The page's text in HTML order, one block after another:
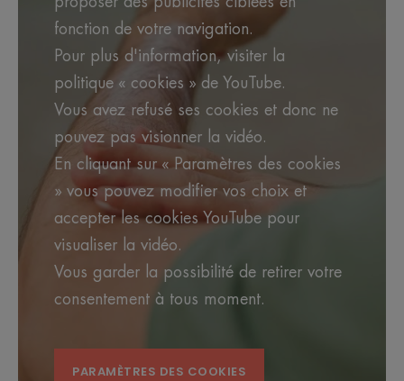
Un système filtrant breveté. Des formules éco-
conçues pour un minimum d'impact sur
l'environnement.
Bénéfices
• PHOTOPROTECTEUR : des filtres UVB-UVA
photostables qui luttent contre les effets nocifs du
rayonnement solaire.
• ANTIOXYDANT : contribue à assurer une
protection des cellules contre les radicaux libres.
• RÉSISTANT À L'EAU : protège la peau des effets
néfastes du soleil même lors de la baignade.
• HYDRATANT : hydrate les couches supérieures
une protection invisible.
fonction de votre navigation.
Pour plus d'information, visiter la
politique « cookies » de YouTube.
Vous avez refusé ses cookies et donc ne
pouvez pas visionner la vidéo.
En cliquant sur « Paramètres des cookies
» vous pouvez modifier vos choix et
accepter les cookies YouTube pour
visualiser la vidéo.
Vous garder la possibilité de retirer votre
consentement à tous moment.
PARAMÈTRES DES COOKIES